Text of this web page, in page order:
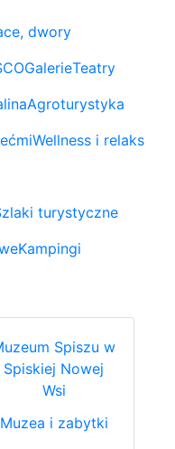
dwory
GalerieTeatry
Agroturystyka
Wellness i relaks
turystyczne
Kampingi
Spiszu w
Spiskiej Nowej
Wsi
Muzea i zabytki